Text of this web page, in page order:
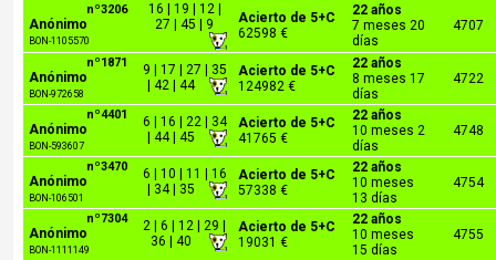
nº3206
Anónimo
BON-1105570
16 | 19 | 12 |
27 | 45 | 9
Acierto de 5+C
62598 €
22 años
7 meses 20
días
4707
nº1871
Anónimo
BON-972658
9 | 17 | 27 | 35
| 42 | 44
Acierto de 5+C
124982 €
22 años
8 meses 17
días
4722
nº4401
Anónimo
BON-593607
6 | 16 | 22 | 34
| 44 | 45
Acierto de 5+C
41765 €
22 años
10 meses 2
días
4748
nº3470
Anónimo
BON-106501
6 | 10 | 11 | 16
| 34 | 35
Acierto de 5+C
57338 €
22 años
10 meses
13 días
4754
nº7304
Anónimo
BON-1111149
2 | 6 | 12 | 29 |
36 | 40
Acierto de 5+C
19031 €
22 años
10 meses
15 días
4755